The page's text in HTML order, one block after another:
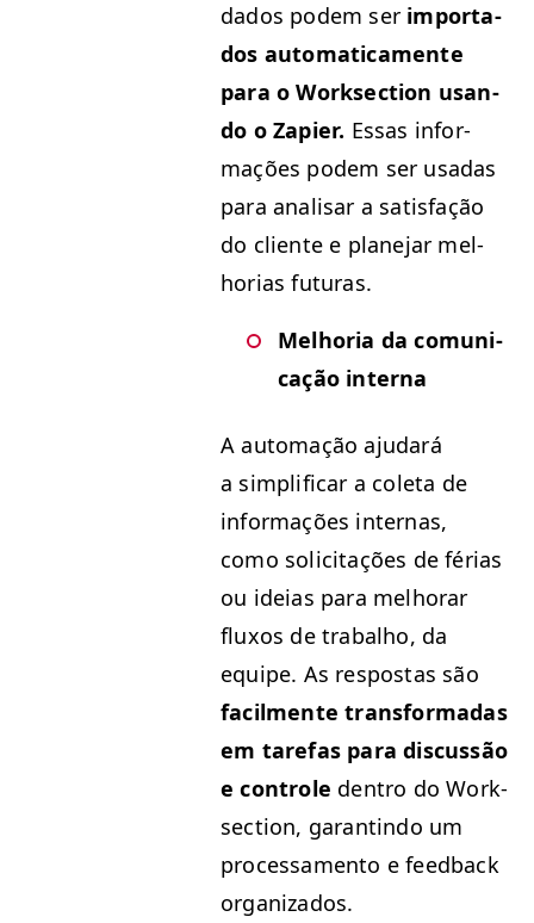
dados podem ser impor­ta­
dos auto­mati­ca­mente
para o Work­sec­tion usan­
do o Zapi­er. Essas infor­
mações podem ser usadas
para anal­is­ar a sat­is­fação
do cliente e plane­jar mel­
ho­rias futuras.
Mel­ho­ria da comu­ni­
cação interna
A automação aju­dará
a sim­pli­ficar a cole­ta de
infor­mações inter­nas,
como solic­i­tações de férias
ou ideias para mel­ho­rar
flux­os de tra­bal­ho, da
equipe. As respostas são
facil­mente trans­for­madas
em tare­fas para dis­cussão
e con­t­role den­tro do Work­
sec­tion, garan­ti­n­do um
proces­sa­men­to e feed­back
organizados.